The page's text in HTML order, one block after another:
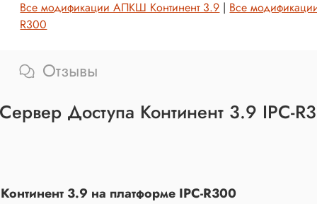
Все модификации АПКШ Континент 3.9 | Все
R300
Отзывы
Доступа Континент 3.9 IPC-
3.9 на платформе IPC-R300